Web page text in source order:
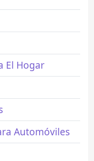
El Hogar
Automóviles